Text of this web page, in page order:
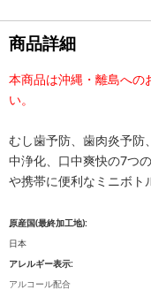
商品詳細
本商品は沖縄・離島への
い。
むし歯予防、歯肉炎予防
中浄化、口中爽快の7つ
や携帯に便利なミニボト
原産国(最終加工地):
日本
アレルギー表示:
アルコール配合